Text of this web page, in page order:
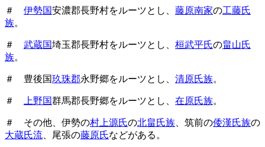
＃ 伊勢国安濃郡長野村をルーツとし、 藤原南家の工藤氏
族。
＃ 武蔵国埼玉郡長野村をルーツとし、 桓武平氏の畠山氏
族。
＃ 豊後国玖珠郡永野郷をルーツとし、 清原氏族。
＃ 上野国群馬郡長野郷をルーツとし、 在原氏族。
＃ その他、伊勢の村上源氏の北畠氏族 、筑前の倭漢氏族の
大蔵氏流 、尾張の藤原氏などがある。